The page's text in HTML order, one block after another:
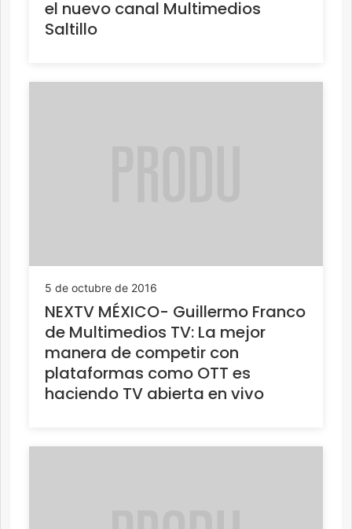
el nuevo canal Multimedios
Saltillo
5 de octubre de 2016
NEXTV MÉXICO- Guillermo Franco
de Multimedios TV: La mejor
manera de competir con
plataformas como OTT es
haciendo TV abierta en vivo